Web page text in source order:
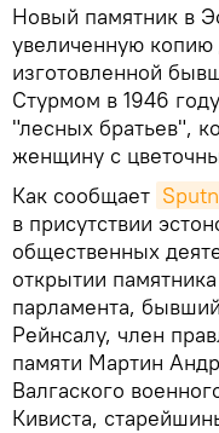
Новый памятник в
увеличенную копию
изготовленной
Стурмом в 1946
"лесных братьев",
женщину с
Как сообщает
в присутствии
общественных
открытии
парламента,
Рейнсалу, член
памяти Мартин
Валгаского
Кивиста,